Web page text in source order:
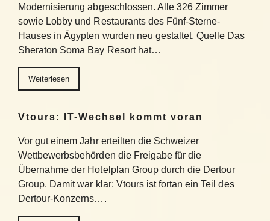
Modernisierung abgeschlossen. Alle 326 Zimmer
sowie Lobby und Restaurants des Fünf-Sterne-
Hauses in Ägypten wurden neu gestaltet. Quelle Das
Sheraton Soma Bay Resort hat…
Weiterlesen
Vtours: IT-Wechsel kommt voran
Vor gut einem Jahr erteilten die Schweizer
Wettbewerbsbehörden die Freigabe für die
Übernahme der Hotelplan Group durch die Dertour
Group. Damit war klar: Vtours ist fortan ein Teil des
Dertour-Konzerns….